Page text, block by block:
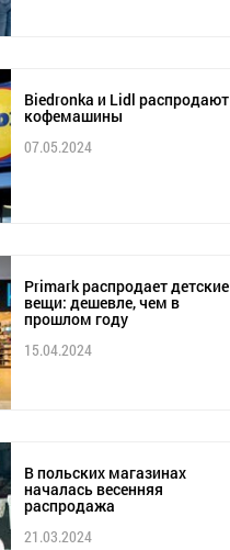
Biedronka и Lidl распродают
кофемашины
07.05.2024
Primark распродает детские
вещи: дешевле, чем в
прошлом году
15.04.2024
В польских магазинах
началась весенняя
распродажа
21.03.2024